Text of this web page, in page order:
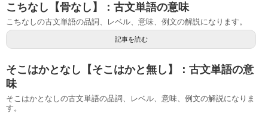
こちなし【骨なし】：古文単語の意味
こちなしの古文単語の品詞、レベル、意味、例文の解説になります。
記事を読む
そこはかとなし【そこはかと無し】：古文単語の意
味
そこはかとなしの古文単語の品詞、レベル、意味、例文の解説になりま
す。